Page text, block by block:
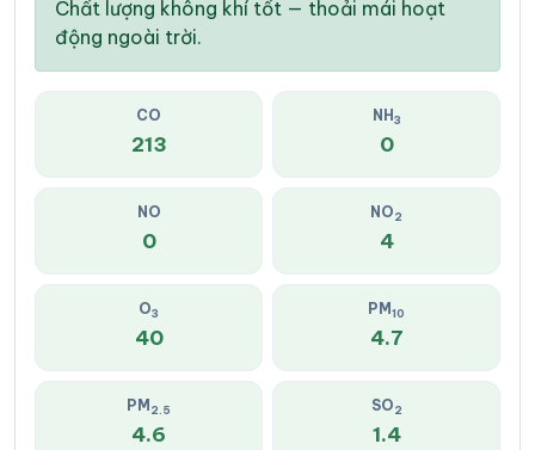
Chất lượng không khí tốt — thoải mái hoạt
động ngoài trời.
CO
213
NH 3
0
NO
0
NO2
4
O3
40
PM 10
4.7
PM 2.5
4.6
SO2
1.4